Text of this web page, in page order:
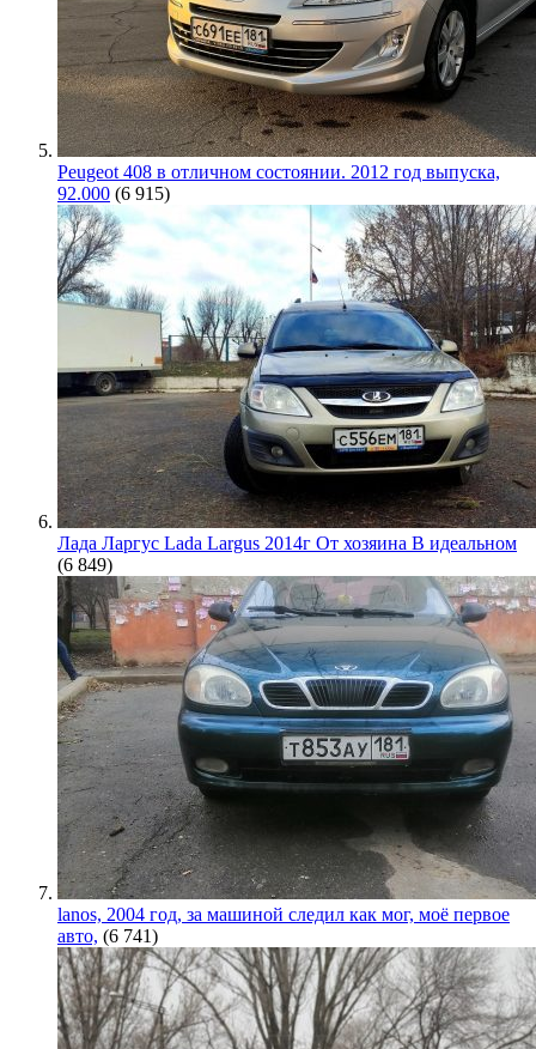
Peugeot 408 в отличном состоянии. 2012 год выпуска,
92.000 (6 915)
Лада Ларгус Lada Largus 2014г От хозяина В идеальном
(6 849)
lanos, 2004 год, за машиной следил как мог, моё первое
авто, (6 741)